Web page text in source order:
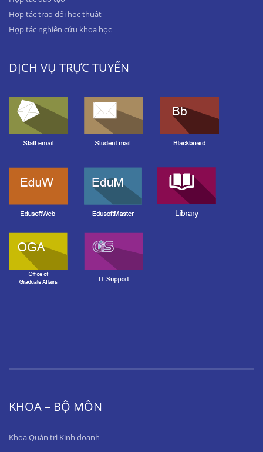
Hợp tác trao đổi học thuật
Hợp tác nghiên cứu khoa học
DỊCH VỤ TRỰC TUYẾN
KHOA – BỘ MÔN
Khoa Quản trị Kinh doanh